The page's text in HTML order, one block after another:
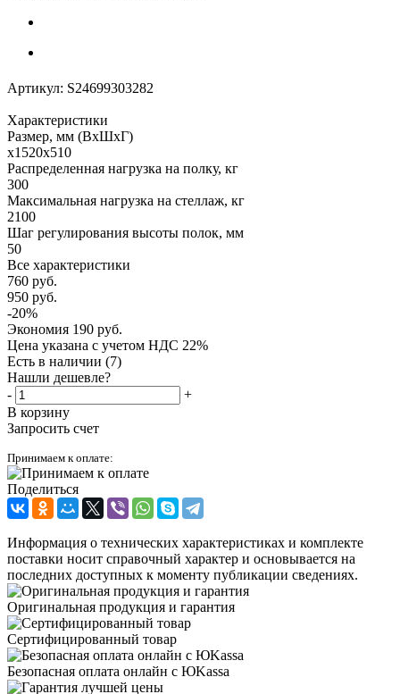
Артикул: S24699303282
Характеристики
Размер, мм (ВхШхГ)
x1520x510
Распределенная нагрузка на полку, кг
300
Максимальная нагрузка на стеллаж, кг
2100
Шаг регулирования высоты полок, мм
50
Все характеристики
760 руб.
950 руб.
-20%
Экономия 190 руб.
Цена указана с учетом НДС 22%
Есть в наличии (7)
Нашли дешевле?
-
+
В корзину
Запросить счет
Принимаем к оплате:
Поделиться
Информация о технических характеристиках и комплекте
поставки носит справочный характер и основывается на
последних доступных к моменту публикации сведениях.
Оригинальная продукция и гарантия
Сертифицированный товар
Безопасная оплата онлайн с ЮKassa